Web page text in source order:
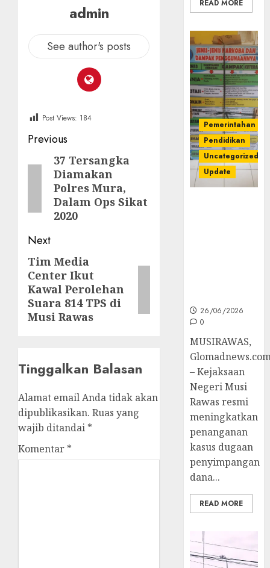
admin
See author's posts
Post Views: 184
Post
navigation
Previous
Previous37 Tersangka
Diamakan
Polres Mura,
Dalam Ops Sikat
2020
Next
Next
post:
Tim Media
Center Ikut
Kawal Perolehan
Suara 814 TPS di
Musi Rawas
Tinggalkan Balasan
Alamat email Anda tidak akan
dipublikasikan. Ruas yang
wajib ditandai *
Komentar *
READ MORE
Pemerintahan
Pendidikan
Uncategorized
Update
26/06/2026
0
MUSIRAWAS,
– Kejaksaan
Negeri Musi
Rawas resmi
meningkatkan
penanganan
kasus dugaan
penyimpangan
dana...
READ MORE